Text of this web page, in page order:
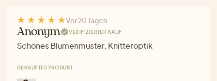
Vor 20 Tagen
Anonym VERIFIZIERTER KAUF
Schönes Blumenmuster, Knitteroptik
GEKAUFTES PRODUKT